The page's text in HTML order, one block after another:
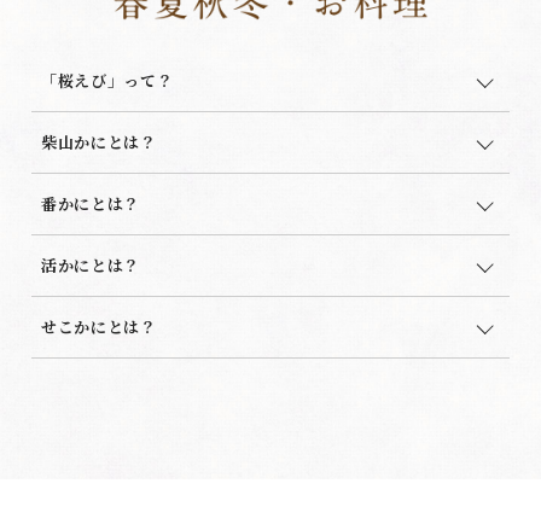
「桜えび」って？
柴山かにとは？
番かにとは？
活かにとは？
せこかにとは？